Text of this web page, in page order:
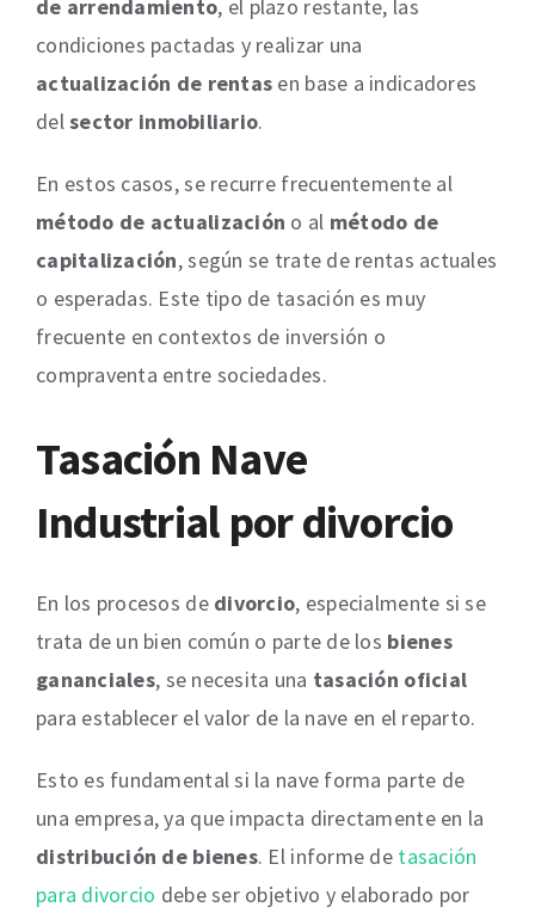
de arrendamiento, el plazo restante, las
condiciones pactadas y realizar una
actualización de rentas en base a indicadores
delsector inmobiliario.
En estos casos, se recurre frecuentemente al
método de actualización o al método de
capitalización, según se trate de rentas actuales
o esperadas. Este tipo de tasación es muy
frecuente en contextos de inversión o
compraventa entre sociedades.
Tasación Nave
Industrial por divorcio
En los procesos de divorcio, especialmente si se
trata de un bien común o parte de los bienes
gananciales, se necesita una tasación oficial
para establecer el valor de la nave en el reparto.
Esto es fundamental si la nave forma parte de
una empresa, ya que impacta directamente en la
distribución de bienes. El informe de tasación
para divorcio debe ser objetivo y elaborado por